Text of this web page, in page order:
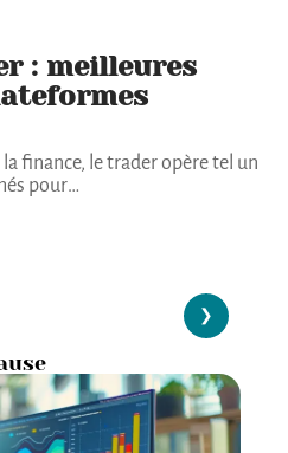
: meilleures
finance, le trader opère tel un
pour…